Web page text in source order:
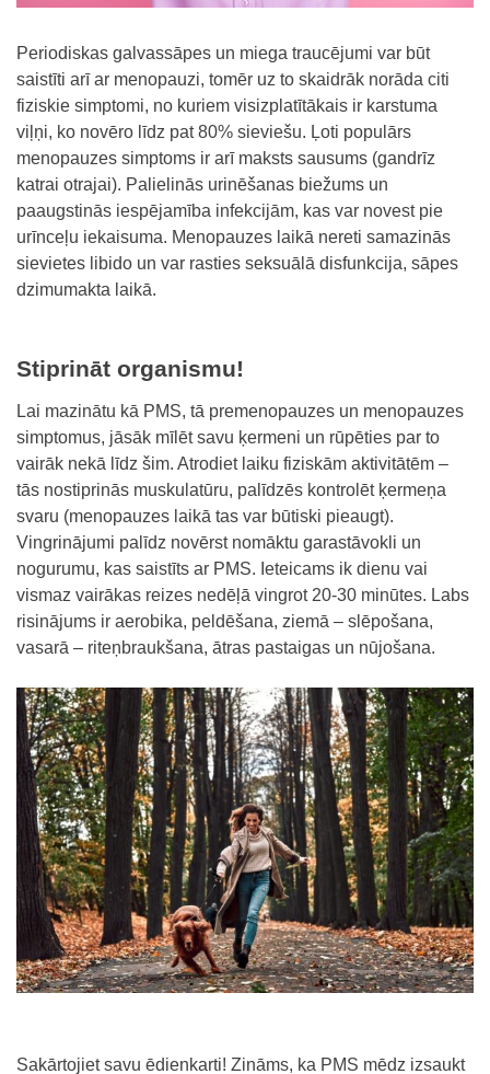
Periodiskas galvassāpes un miega traucējumi var būt
saistīti arī ar menopauzi, tomēr uz to skaidrāk norāda citi
fiziskie simptomi, no kuriem visizplatītākais ir karstuma
viļņi, ko novēro līdz pat 80% sieviešu. Ļoti populārs
menopauzes simptoms ir arī maksts sausums (gandrīz
katrai otrajai). Palielinās urinēšanas biežums un
paaugstinās iespējamība infekcijām, kas var novest pie
urīnceļu iekaisuma. Menopauzes laikā nereti samazinās
sievietes libido un var rasties seksuālā disfunkcija, sāpes
dzimumakta laikā.
Stiprināt organismu!
Lai mazinātu kā PMS, tā premenopauzes un menopauzes
simptomus, jāsāk mīlēt savu ķermeni un rūpēties par to
vairāk nekā līdz šim. Atrodiet laiku fiziskām aktivitātēm –
tās nostiprinās muskulatūru, palīdzēs kontrolēt ķermeņa
svaru (menopauzes laikā tas var būtiski pieaugt).
Vingrinājumi palīdz novērst nomāktu garastāvokli un
nogurumu, kas saistīts ar PMS. Ieteicams ik dienu vai
vismaz vairākas reizes nedēļā vingrot 20-30 minūtes. Labs
risinājums ir aerobika, peldēšana, ziemā – slēpošana,
vasarā – riteņbraukšana, ātras pastaigas un nūjošana.
Sakārtojiet savu ēdienkarti! Zināms, ka PMS mēdz izsaukt